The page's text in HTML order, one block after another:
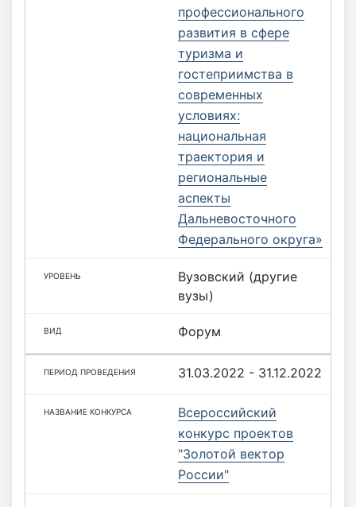
профессионального
развития в сфере
туризма и
гостеприимства в
современных
условиях:
национальная
траектория и
региональные
аспекты
Дальневосточного
Федерального округа»
Вузовский (другие
вузы)
Форум
31.03.2022 - 31.12.2022
Всероссийский
конкурс проектов
"Золотой вектор
России"